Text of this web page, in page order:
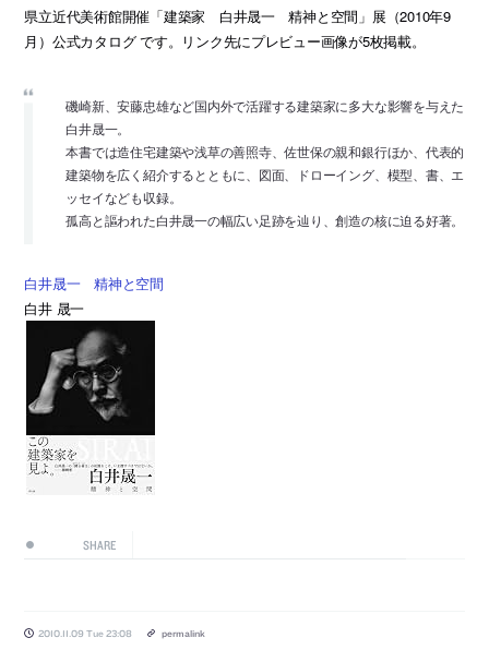
県立近代美術館開催「建築家 白井晟一 精神と空間」展（2010年9
月）公式カタログ です。リンク先にプレビュー画像が5枚掲載。
磯崎新、安藤忠雄など国内外で活躍する建築家に多大な影響を与えた
白井晟一。
本書では造住宅建築や浅草の善照寺、佐世保の親和銀行ほか、代表的
建築物を広く紹介するとともに、図面、ドローイング、模型、書、エ
ッセイなども収録。
孤高と謳われた白井晟一の幅広い足跡を辿り、創造の核に迫る好著。
白井晟一 精神と空間
白井 晟一
SHARE
2010.11.09 Tue 23:08 permalink